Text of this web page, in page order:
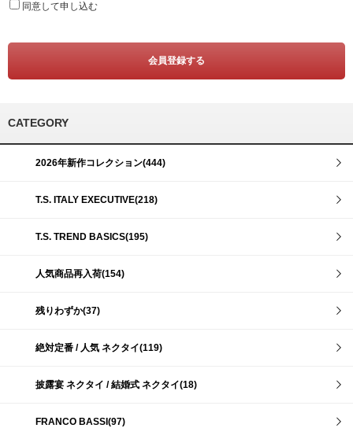
同意して申し込む
CATEGORY
2026年新作コレクション(444)
T.S. ITALY EXECUTIVE(218)
T.S. TREND BASICS(195)
人気商品再入荷(154)
残りわずか(37)
絶対定番 / 人気 ネクタイ(119)
披露宴 ネクタイ / 結婚式 ネクタイ(18)
FRANCO BASSI(97)